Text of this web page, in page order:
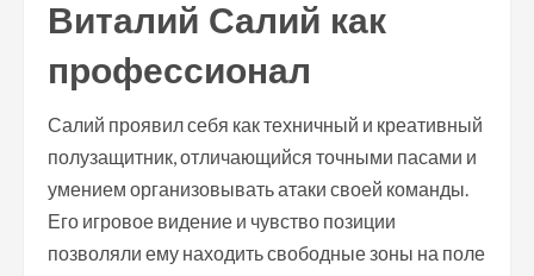
Виталий Салий как
профессионал
Салий проявил себя как техничный и креативный
полузащитник, отличающийся точными пасами и
умением организовывать атаки своей команды.
Его игровое видение и чувство позиции
позволяли ему находить свободные зоны на поле